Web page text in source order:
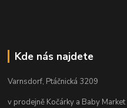
Kde nás najdete
Varnsdorf, Ptáčnická 3209
v prodejně Kočárky a Baby Market